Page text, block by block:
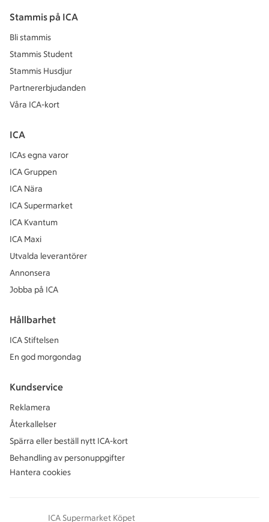
Stammis på ICA
Bli stammis
Stammis Student
Stammis Husdjur
Partnererbjudanden
Våra ICA-kort
ICA
ICAs egna varor
ICA Gruppen
ICA Nära
ICA Supermarket
ICA Kvantum
ICA Maxi
Utvalda leverantörer
Annonsera
Jobba på ICA
Hållbarhet
ICA Stiftelsen
En god morgondag
Kundservice
Reklamera
Återkallelser
Spärra eller beställ nytt ICA-kort
Behandling av personuppgifter
Hantera cookies
ICA Supermarket Köpet